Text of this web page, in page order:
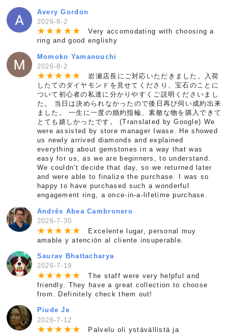
Avery Gordon
2026-8-2
★★★ ★★
Very accomodating with choosing a
ring and good englishy
Momoko Yamanouchi
2026-8-2
★★★ ★★
岩瀬店長にご対応いただきました。入荷
したてのダイヤモンドを見せてくださり、宝石のことに
ついて初心者の私達に分かりやすくご説明くださいまし
た。 当日は決められなかったので後日再び伺い成約出来
ました。 一生に一度の婚約指輪、素敵な物を購入できて
とても嬉しかったです。 (Translated by Google) We
were assisted by store manager Iwase. He showed
us newly arrived diamonds and explained
everything about gemstones in a way that was
easy for us, as we are beginners, to understand.
We couldn't decide that day, so we returned later
and were able to finalize the purchase. I was so
happy to have purchased such a wonderful
engagement ring, a once-in-a-lifetime purchase.
Andrés Abea Cambronero
2026-7-30
★★★ ★★
Excelente lugar, personal muy
amable y atención al cliente insuperable.
Saurav Bhattacharya
2026-7-19
★★★ ★★
The staff were very helpful and
friendly. They have a great collection to choose
from. Definitely check them out!
Piude Je
2026-7-12
★★★ ★★
Palvelu oli ystävällistä ja